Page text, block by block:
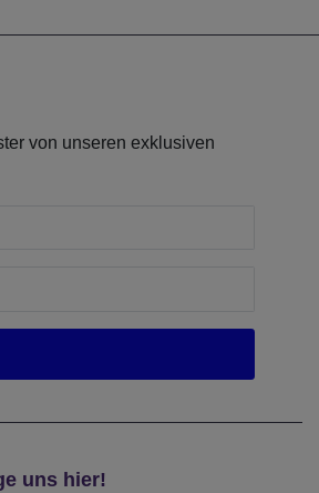
von unseren exklusiven
uns hier!